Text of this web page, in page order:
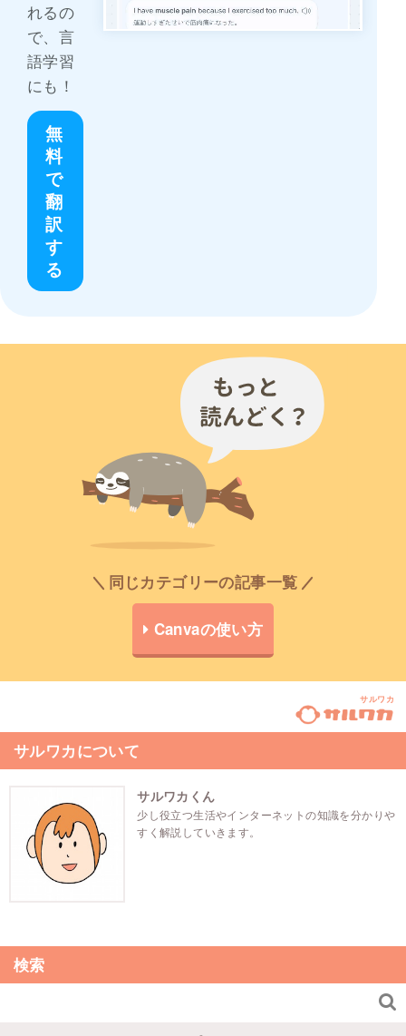
れるの
で、言
語学習
にも！
無
料
で
翻
訳
す
る
同じカテゴリーの記事一覧
Canvaの使い方
サルワカ
サルワカについて
サルワカくん
少し役立つ生活やインターネットの知識を分かりや
すく解説していきます。
検索
